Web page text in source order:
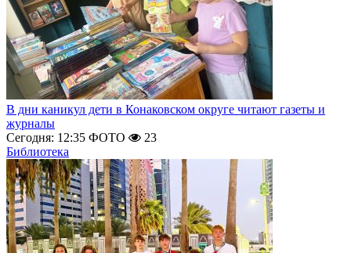
В дни каникул дети в Конаковском округе читают газеты и
журналы
Сегодня: 12:35 ФОТО
23
Библиотека